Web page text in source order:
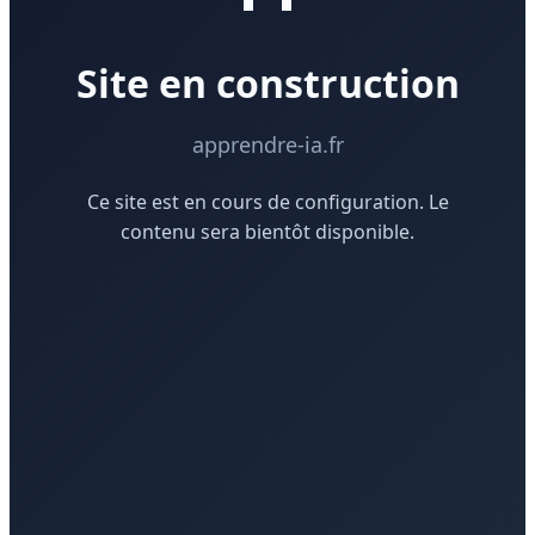
Site en construction
apprendre-ia.fr
Ce site est en cours de configuration. Le
contenu sera bientôt disponible.